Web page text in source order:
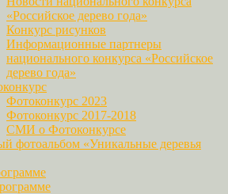
«Российское дерево года»
Конкурс рисунков
Информационные партнеры
национального конкурса «Российское
дерево года»
Фотоконкурс 2023
Фотоконкурс 2017-2018
СМИ о Фотоконкурсе
фотоальбом «Уникальные деревья